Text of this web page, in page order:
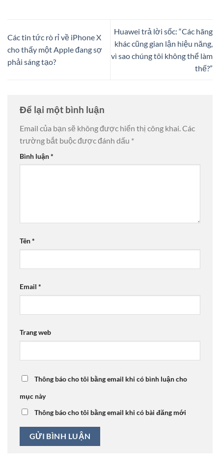
Các tin tức rò rỉ về iPhone X
cho thấy một Apple đang sợ
phải sáng tạo?
Huawei trả lời sốc: “Các hãng
khác cũng gian lận hiệu năng,
vì sao chúng tôi không thể làm
thế?”
Để lại một bình luận
Email của bạn sẽ không được hiển thị công khai. Các
trường bắt buộc được đánh dấu *
Bình luận*
Tên*
Email *
Trang web
Thông báo cho tôi bằng email khi có bình luận cho
mục này
Thông báo cho tôi bằng email khi có bài đăng mới